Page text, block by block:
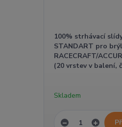
100% strhávací
STANDART pro
RACECRAFT/
(20 vrstev v balení,
Skladem